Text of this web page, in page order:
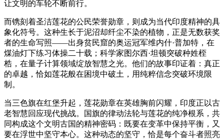
让文明的车轮不断前行。
而镌刻着圣洁莲花的公民荣誉勋章，则成为当代印度精神的具
象化符号。这种生长于泥沼却纤尘不染的植物，正是无数获奖
者的生命写照——出身贫民窟的奥运冠军维内什·普加特，在
煤油灯下练习体操二十载；科学家图尔西·坦顿突破种姓桎
梏，在量子计算领域绽放智慧之光。他们的故事印证着：真正
的卓越，恰如莲花般在困境中破土，用纯粹信念突破环境限
制。
当三色旗在红堡升起，莲花勋章在英雄胸前闪耀，印度正以古
老智慧回应现代挑战。国旗的律动法轮与莲花的纯净根系，共
同构成这个文明古国的精神密码：既要在变革中保持平衡，又
要在浮世中坚守本心。这种动态的坚守，恰是每个奋斗者照亮